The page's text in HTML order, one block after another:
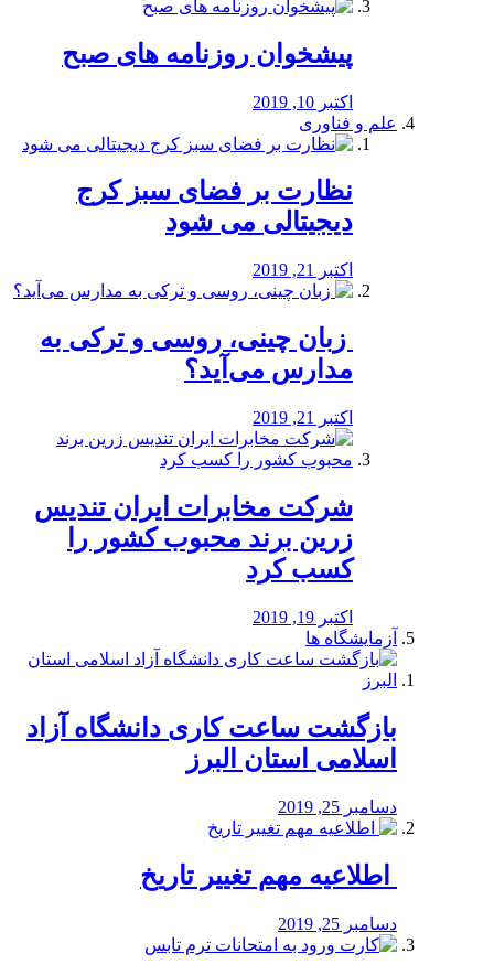
پیشخوان روزنامه های صبح
اکتبر 10, 2019
علم و فناوری
نظارت بر فضای سبز کرج
دیجیتالی می شود
اکتبر 21, 2019
️ زبان چینی، روسی و ترکی به
مدارس می‌آید؟
اکتبر 21, 2019
شرکت مخابرات ایران تندیس
زرین برند محبوب کشور را
کسب کرد
اکتبر 19, 2019
آزمایشگاه ها
بازگشت ساعت کاری دانشگاه آزاد
اسلامی استان البرز
دسامبر 25, 2019
️ اطلاعیه مهم تغییر تاریخ
دسامبر 25, 2019